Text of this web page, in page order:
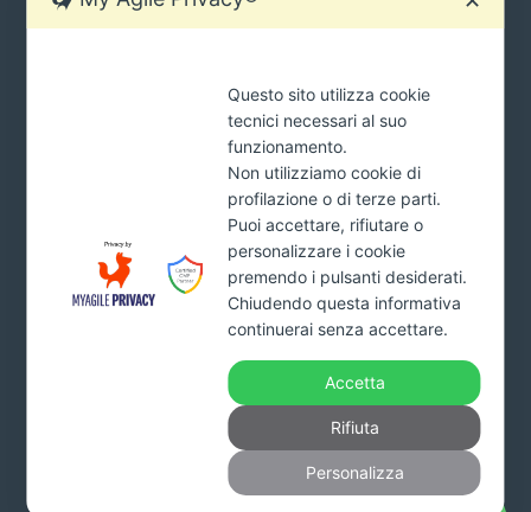
Ci sono molti modi per contattarci
*Cliccando il pulsante INVIA acconsenti al trattamento dei tuoi
dati e dichiari di aver preso visione della
Privacy Policy
Addiopignoramenti.it
Studio Monardo & Partners s.r.l.
Viale Affaccio n. 95 – 89900 Vibo Valentia
Part. Iva. 03993160799 – Numero REA VV-227578 –
Capitale sociale 10.000 euro interamente versato
Questo sito utilizza cookie
tecnici necessari al suo
funzionamento.
Non utilizziamo cookie di
profilazione o di terze parti.
Puoi accettare, rifiutare o
personalizzare i cookie
premendo i pulsanti desiderati.
Chiudendo questa informativa
continuerai senza accettare.
Accetta
Rifiuta
Personalizza